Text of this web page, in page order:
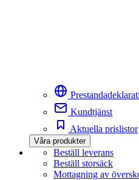
Kundtjänst
Aktuella prislistor
Våra produkter
Beställ leverans
Beställ storsäck
Mottagning av